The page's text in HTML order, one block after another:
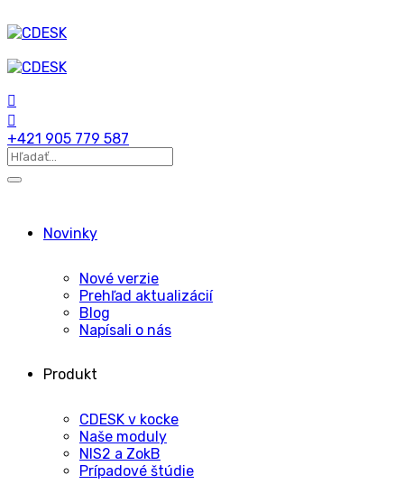
+421 905 779 587
Novinky
Nové verzie
Prehľad aktualizácií
Blog
Napísali o nás
Produkt
CDESK v kocke
Naše moduly
NIS2 a ZokB
Prípadové štúdie